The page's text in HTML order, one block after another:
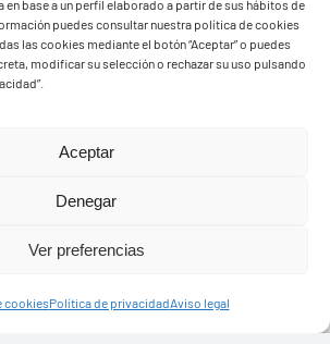
base a un perfil elaborado a partir de sus hábitos de
puedes consultar nuestra política de cookies
las cookies mediante el botón “Aceptar” o puedes
modificar su selección o rechazar su uso pulsando
Aceptar
Denegar
Ver preferencias
cookiesPolítica de privacidadAviso legal
Ayuntamiento de Yaiza - Todos los